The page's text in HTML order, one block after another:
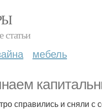
статьи
мебель
справились и сняли с